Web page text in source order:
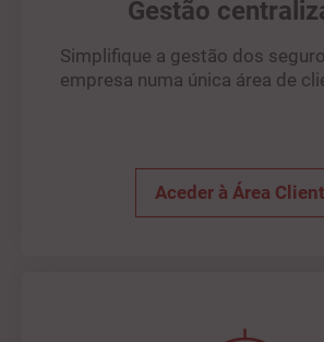
Gestão
Simplifique a gestão dos
empresa numa única área de
Aceder à Área